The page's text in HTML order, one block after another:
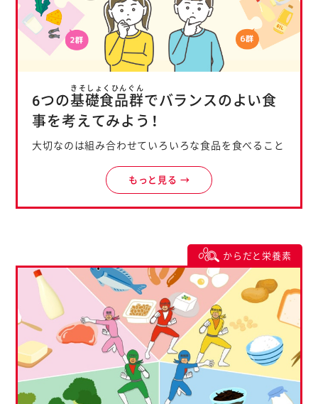
6つの基礎食品群
きそしょくひんぐん
でバランスのよい食
事を考えてみよう！
大切なのは組み合わせていろいろな食品を食べること
もっと見る →
からだと栄養素